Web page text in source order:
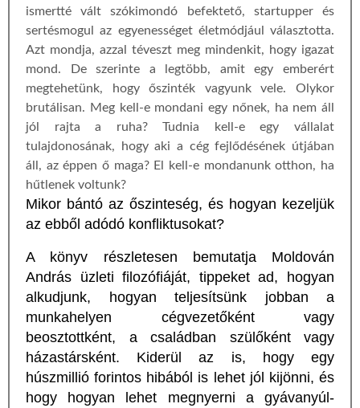
ismertté vált szókimondó befektető, startupper és
sertésmogul az egyenességet életmódjául választotta.
Azt mondja, azzal téveszt meg mindenkit, hogy igazat
mond. De szerinte a legtöbb, amit egy emberért
megtehetünk, hogy őszinték vagyunk vele. Olykor
brutálisan. Meg kell-e mondani egy nőnek, ha nem áll
jól rajta a ruha? Tudnia kell-e egy vállalat
tulajdonosának, hogy aki a cég fejlődésének útjában
áll, az éppen ő maga? El kell-e mondanunk otthon, ha
hűtlenek voltunk?
Mikor bántó az őszinteség, és hogyan kezeljük
az ebből adódó konfliktusokat?
A könyv részletesen bemutatja Moldován
András üzleti filozófiáját, tippeket ad, hogyan
alkudjunk, hogyan teljesítsünk jobban a
munkahelyen cégvezetőként vagy
beosztottként, a családban szülőként vagy
házastársként. Kiderül az is, hogy egy
húszmillió forintos hibából is lehet jól kijönni, és
hogy hogyan lehet megnyerni a gyávanyúl-